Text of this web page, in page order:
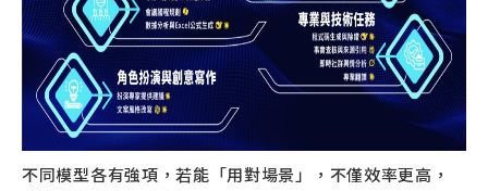
不同模型各有強項，若能「用對場景」，不僅效率更高，